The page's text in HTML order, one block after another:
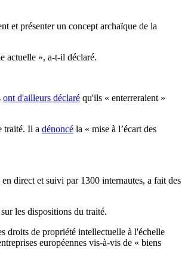
et présenter un concept archaïque de la
actuelle », a-t-il déclaré.
ont d'ailleurs déclaré qu'ils « enterreraient »
traité. Il a dénoncé la « mise à l’écart des
direct et suivi par 1300 internautes, a fait des
les dispositions du traité.
droits de propriété intellectuelle à l'échelle
européennes vis-à-vis de « biens